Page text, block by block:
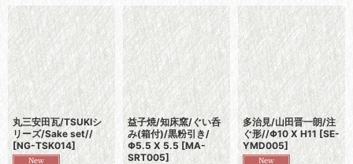
丸三安田瓦/TSUKIシ
リーズ/Sake set//
[NG-TSK014]
益子焼/知床窯/ぐい呑
み(箱付)/黒粉引き/
Φ5.5 X 5.5 [MA-
SRT005]
多治見/山田晋一朗/注
ぐ形//Φ10 X H11 [SE-
YMD005]